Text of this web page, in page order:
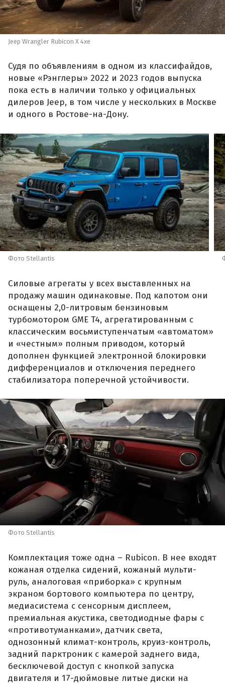
Jeep Wrangler Rubicon X 4xe
Судя по объявлениям в одном из классифайдов,
новые «Рэнглеры» 2022 и 2023 годов выпуска
пока есть в наличии только у официальных
дилеров Jeep, в том числе у нескольких в Москве
и одного в Ростове-на-Дону.
Фото Stellantis
Силовые агрегаты у всех выставленных на
продажу машин одинаковые. Под капотом они
оснащены 2,0-литровым бензиновым
турбомотором GME T4, агрегатированным с
классическим восьмиступенчатым «автоматом»
и «честным» полным приводом, который
дополнен функцией электронной блокировки
дифференциалов и отключения переднего
стабилизатора поперечной устойчивости.
Фото Stellantis
Комплектация тоже одна – Rubicon. В нее входят
кожаная отделка сидений, кожаный мульти-
руль, аналоговая «приборка» с крупным
экраном бортового компьютера по центру,
медиасистема с сенсорным дисплеем,
премиальная акустика, светодиодные фары с
«противотуманками», датчик света,
однозонный климат-контроль, круиз-контроль,
задний парктроник с камерой заднего вида,
бесключевой доступ с кнопкой запуска
двигателя и 17-дюймовые литые диски на